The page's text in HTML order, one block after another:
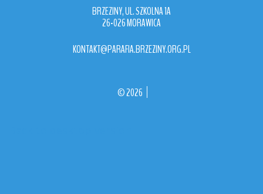
BRZEZINY, UL. SZKOLNA 1A
26-026 MORAWICA
KONTAKT@PARAFIA.BRZEZINY.ORG.PL
©2026